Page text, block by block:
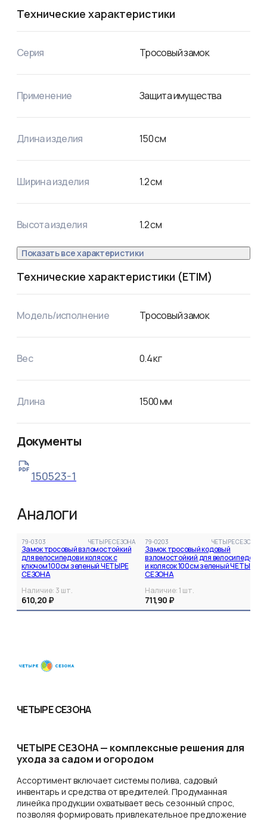
Технические характеристики
Серия Тросовый замок
Применение Защита имущества
Длина изделия 150см
Ширина изделия 1.2см
Высота изделия 1.2см
Показать все характеристики
Технические характеристики (ETIM)
Модель/исполнение Тросовый замок
Вес 0.4кг
Длина 1500мм
Документы
150523-1
Аналоги
79-0303 ЧЕТЫРЕ СЕЗОНА
Замок тросовый взломостойкий
для велосипедов и колясок с
ключом 100см зеленый ЧЕТЫРЕ
СЕЗОНА
Наличие: 3 шт.
610,20 ₽
79-0203 ЧЕТЫРЕ СЕЗОНА
Замок тросовый кодовый
взломостойкий для велосипедов
и колясок 100см зеленый ЧЕТЫРЕ
СЕЗОНА
Наличие:1 шт.
711,90 ₽
ЧЕТЫРЕ СЕЗОНА
ЧЕТЫРЕ СЕЗОНА — комплексные решения для
ухода за садом и огородом
Ассортимент включает системы полива, садовый
инвентарь и средства от вредителей. Продуманная
линейка продукции охватывает весь сезонный спрос,
позволяя формировать привлекательное предложение